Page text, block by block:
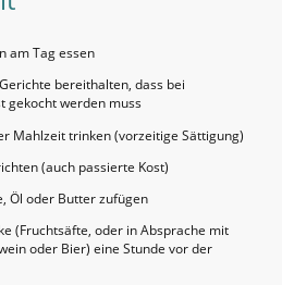
am Tag essen
bereithalten, dass bei
gekocht werden muss
Mahlzeit trinken (vorzeitige Sättigung)
(auch passierte Kost)
Öl oder Butter zufügen
(Fruchtsäfte, oder in Absprache mit
oder Bier) eine Stunde vor der